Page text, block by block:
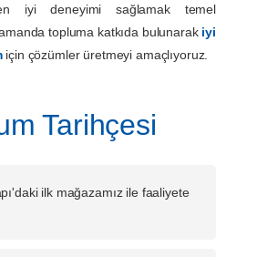
iyi deneyimi sağlamak temel
topluma katkıda bulunarak iyi
için çözümler üretmeyi amaçlıyoruz.
Tarihçesi
ilk mağazamız ile faaliyete